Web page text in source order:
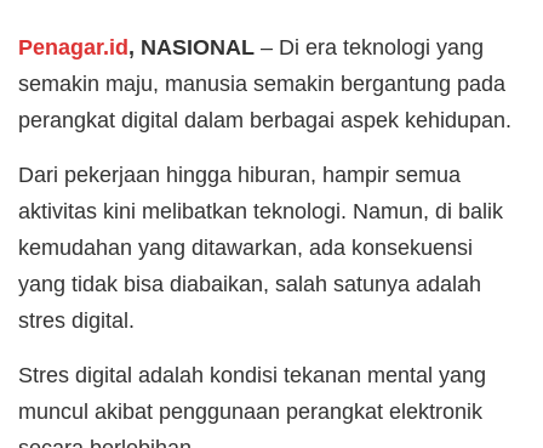
Penagar.id, NASIONAL – Di era teknologi yang
semakin maju, manusia semakin bergantung pada
perangkat digital dalam berbagai aspek kehidupan.
Dari pekerjaan hingga hiburan, hampir semua
aktivitas kini melibatkan teknologi. Namun, di balik
kemudahan yang ditawarkan, ada konsekuensi
yang tidak bisa diabaikan, salah satunya adalah
stres digital.
Stres digital adalah kondisi tekanan mental yang
muncul akibat penggunaan perangkat elektronik